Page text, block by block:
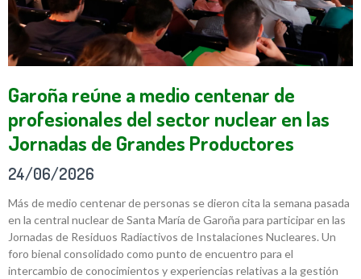
Garoña reúne a medio centenar de
profesionales del sector nuclear en las
Jornadas de Grandes Productores
24/06/2026
Más de medio centenar de personas se dieron cita la semana pasada
en la central nuclear de Santa María de Garoña para participar en las
Jornadas de Residuos Radiactivos de Instalaciones Nucleares. Un
foro bienal consolidado como punto de encuentro para el
intercambio de conocimientos y experiencias relativas a la gestión